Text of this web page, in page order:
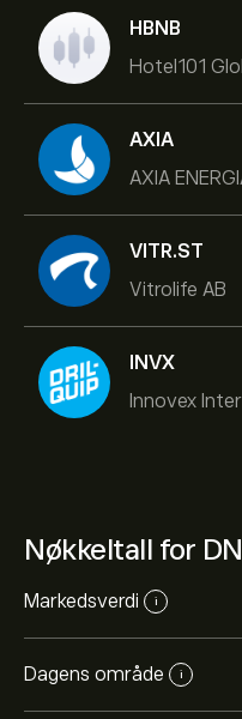
HBNB
Hotel101
AXIA
AXIA
VITR.ST
Vitrolife AB
INVX
Innovex
Nøkkeltall for
Markedsverdi i
Dagens område i